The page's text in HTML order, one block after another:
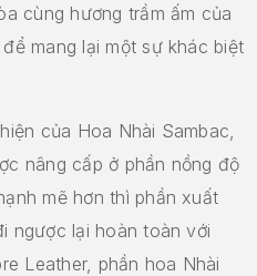
cùng hương trầm ấm của
mang lại một sự khác biệt
của Hoa Nhài Sambac,
nâng cấp ở phần nồng độ
mẽ hơn thì phần xuất
ngược lại hoàn toàn với
Leather, phần hoa Nhài